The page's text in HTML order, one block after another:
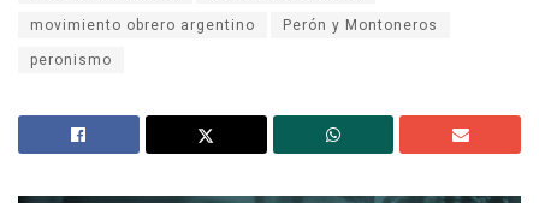
movimiento obrero argentino Perón y Montoneros
peronismo